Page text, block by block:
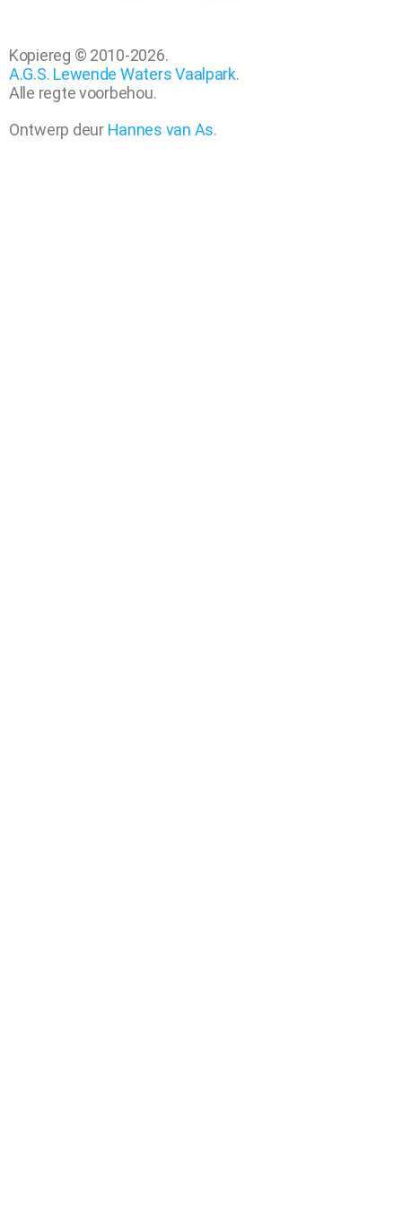
Kopiereg © 2010-2026.
A.G.S. Lewende Waters Vaalpark.
Alle regte voorbehou.
Ontwerp deur Hannes van As.